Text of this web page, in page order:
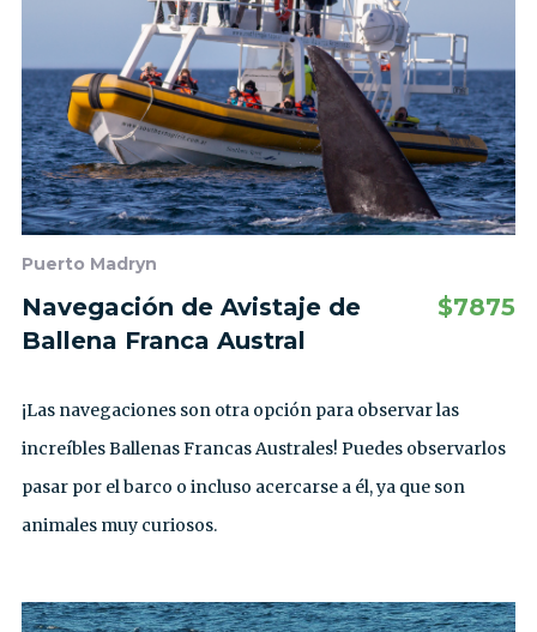
Puerto Madryn
Navegación de Avistaje de
Ballena Franca Austral
$7875
¡Las navegaciones son otra opción para observar las
increíbles Ballenas Francas Australes! Puedes observarlos
pasar por el barco o incluso acercarse a él, ya que son
animales muy curiosos.